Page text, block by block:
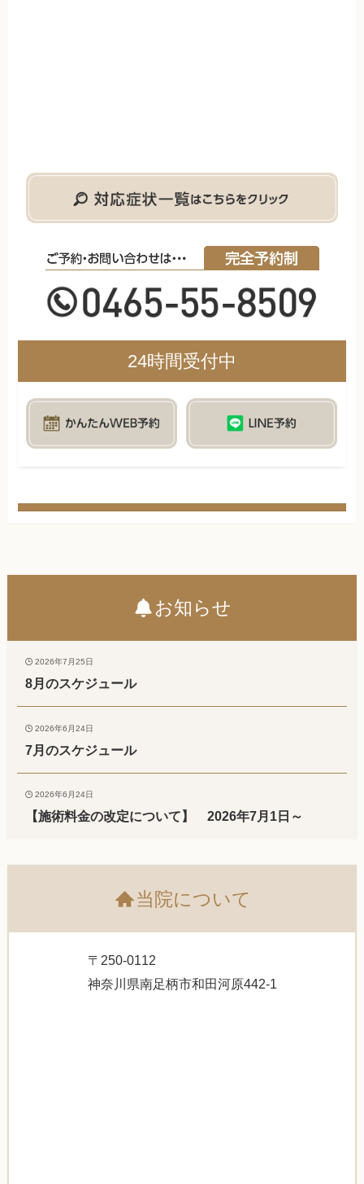
24時間受付中
お知らせ
2026年7月25日
8月のスケジュール
2026年6月24日
7月のスケジュール
2026年6月24日
【施術料金の改定について】 2026年7月1日～
当院について
〒250-0112
神奈川県南足柄市和田河原442-1